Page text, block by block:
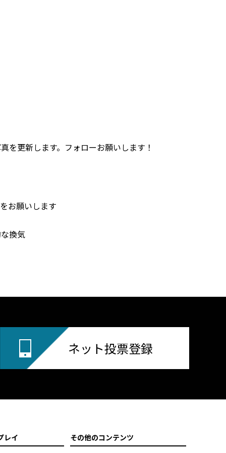
更新します。フォローお願いします！
お願いします
換気
ネット投票登録
レイ
その他のコンテンツ